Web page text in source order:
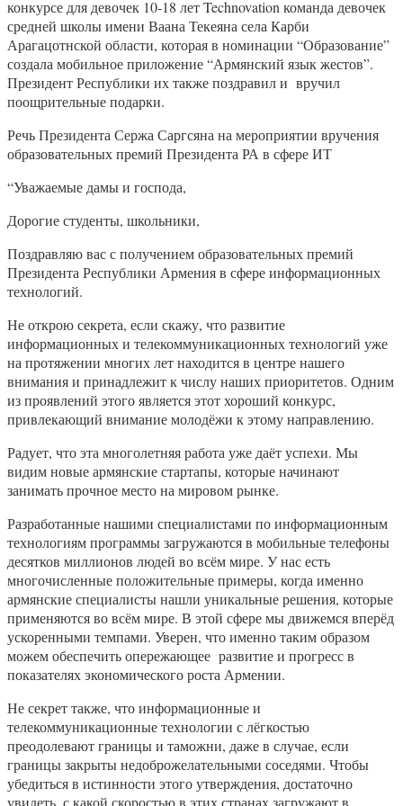
конкурсе для девочек 10-18 лет Technovation команда девочек
средней школы имени Ваана Текеяна села Карби
Арагацотнской области, которая в номинации “Образование”
создала мобильное приложение “Армянский язык жестов”.
Президент Республики их также поздравил и вручил
поощрительные подарки.
Речь Президента Сержа Саргсяна на мероприятии вручения
образовательных премий Президента РА в сфере ИТ
“Уважаемые дамы и господа,
Дорогие студенты, школьники,
Поздравляю вас с получением образовательных премий
Президента Республики Армения в сфере информационных
технологий.
Не открою секрета, если скажу, что развитие
информационных и телекоммуникационных технологий уже
на протяжении многих лет находится в центре нашего
внимания и принадлежит к числу наших приоритетов. Одним
из проявлений этого является этот хороший конкурс,
привлекающий внимание молодёжи к этому направлению.
Радует, что эта многолетняя работа уже даёт успехи. Мы
видим новые армянские стартапы, которые начинают
занимать прочное место на мировом рынке.
Разработанные нашими специалистами по информационным
технологиям программы загружаются в мобильные телефоны
десятков миллионов людей во всём мире. У нас есть
многочисленные положительные примеры, когда именно
армянские специалисты нашли уникальные решения, которые
применяются во всём мире. В этой сфере мы движемся вперёд
ускоренными темпами. Уверен, что именно таким образом
можем обеспечить опережающее развитие и прогресс в
показателях экономического роста Армении.
Не секрет также, что информационные и
телекоммуникационные технологии с лёгкостью
преодолевают границы и таможни, даже в случае, если
границы закрыты недоброжелательными соседями. Чтобы
убедиться в истинности этого утверждения, достаточно
увидеть, с какой скоростью в этих странах загружают в